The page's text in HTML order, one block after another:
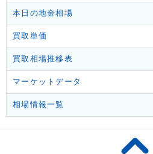
本日の地金相場
買取単価
買取相場推移表
マーケットデータ
相場情報一覧